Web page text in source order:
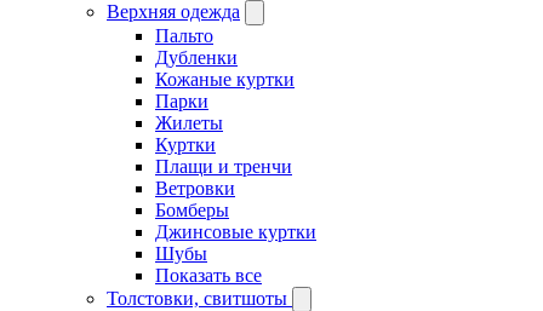
Верхняя одежда
Пальто
Дубленки
Кожаные куртки
Парки
Жилеты
Куртки
Плащи и тренчи
Ветровки
Бомберы
Джинсовые куртки
Шубы
Показать все
Толстовки, свитшоты